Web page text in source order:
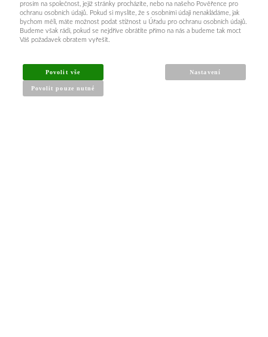
prosím na společnost, jejíž stránky procházíte, nebo na našeho Pověřence pro
ochranu osobních údajů. Pokud si myslíte, že s osobními údaji nenakládáme, jak
bychom měli, máte možnost podat stížnost u Úřadu pro ochranu osobních údajů.
Budeme však rádi, pokud se nejdříve obrátíte přímo na nás a budeme tak moct
Váš požadavek obratem vyřešit.
Povolit vše
Povolit pouze nutné
Nastavení